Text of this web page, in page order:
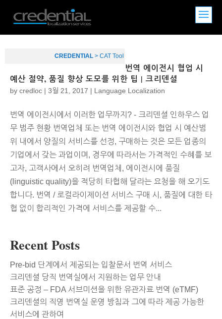
CREDENTIAL > CAT Tool
번역 에이전시 협업 시
예산 절약, 품질 향상 도모를 위한 팁 | 크리덴셜
by credloc | 3월 21, 2017 | Language Localization
번역 에이전시에서 이러한 업무까지? - 크리덴셜 인하우스 업
무 범주 현황 번역업체 또는 번역 에이전시와 협업 시 예산범
위 내에서 양질의 서비스를 선정, 구매하는 것은 모든 업종의
기업에서 갖는 과업이며, 경우에 따라서는 가격적인 수혜를 보
고자, 고객사에서 오히려 번역업체, 에이전시에 품질
(linguistic quality)을 적당히 타협해 달라는 요청을 해 오기도
합니다. 번역 / 로컬라이제이션 서비스 구매 시, 품질에 대한 타
협 없이 합리적인 가격에 서비스를 제공할 수...
Recent Posts
Pre-bid 단계에서 제공되는 입찰문서 번역 서비스
크리덴셜 당직 번역실에서 지원하는 업무 안내
표준 공정 – FDA 서브미션을 위한 유관자료 번역 (eTMF)
크리덴셜의 직영 번역실 운영 방침과 그에 따라 제공 가능한
서비스에 관하여